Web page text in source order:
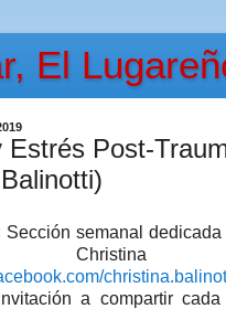
El
Estrés Post-
Sección semanal
a compartir